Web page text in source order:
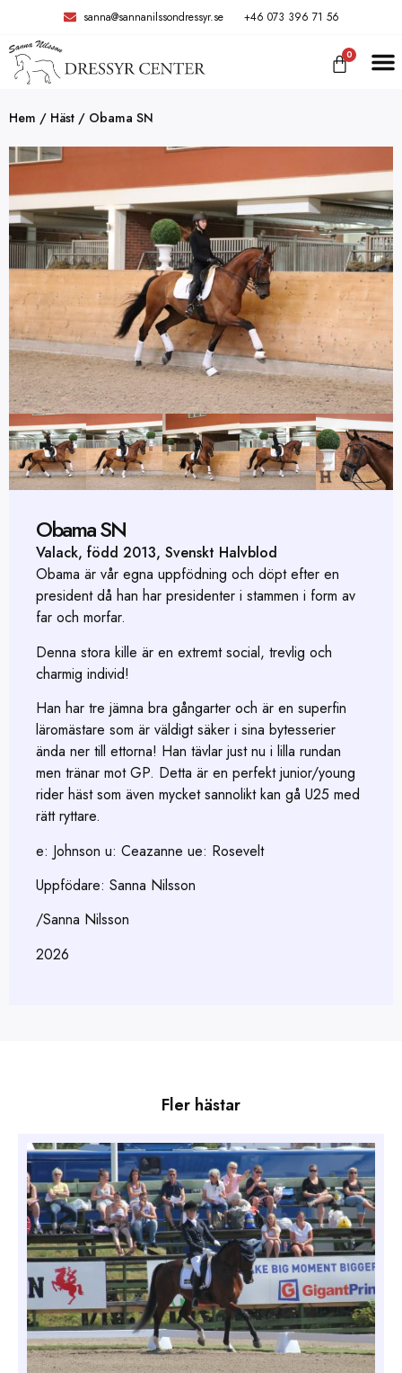
sanna@sannanilssondressyr.se +46 073 396 71 56
0
Hem / Häst / Obama SN
Obama SN
Valack, född 2013, Svenskt Halvblod
Obama är vår egna uppfödning och döpt efter en
president då han har presidenter i stammen i form av
far och morfar.
Denna stora kille är en extremt social, trevlig och
charmig individ!
Han har tre jämna bra gångarter och är en superfin
läromästare som är väldigt säker i sina bytesserier
ända ner till ettorna! Han tävlar just nu i lilla rundan
men tränar mot GP. Detta är en perfekt junior/young
rider häst som även mycket sannolikt kan gå U25 med
rätt ryttare.
e: Johnson u: Ceazanne ue: Rosevelt
Uppfödare: Sanna Nilsson
/Sanna Nilsson
2026
Fler hästar